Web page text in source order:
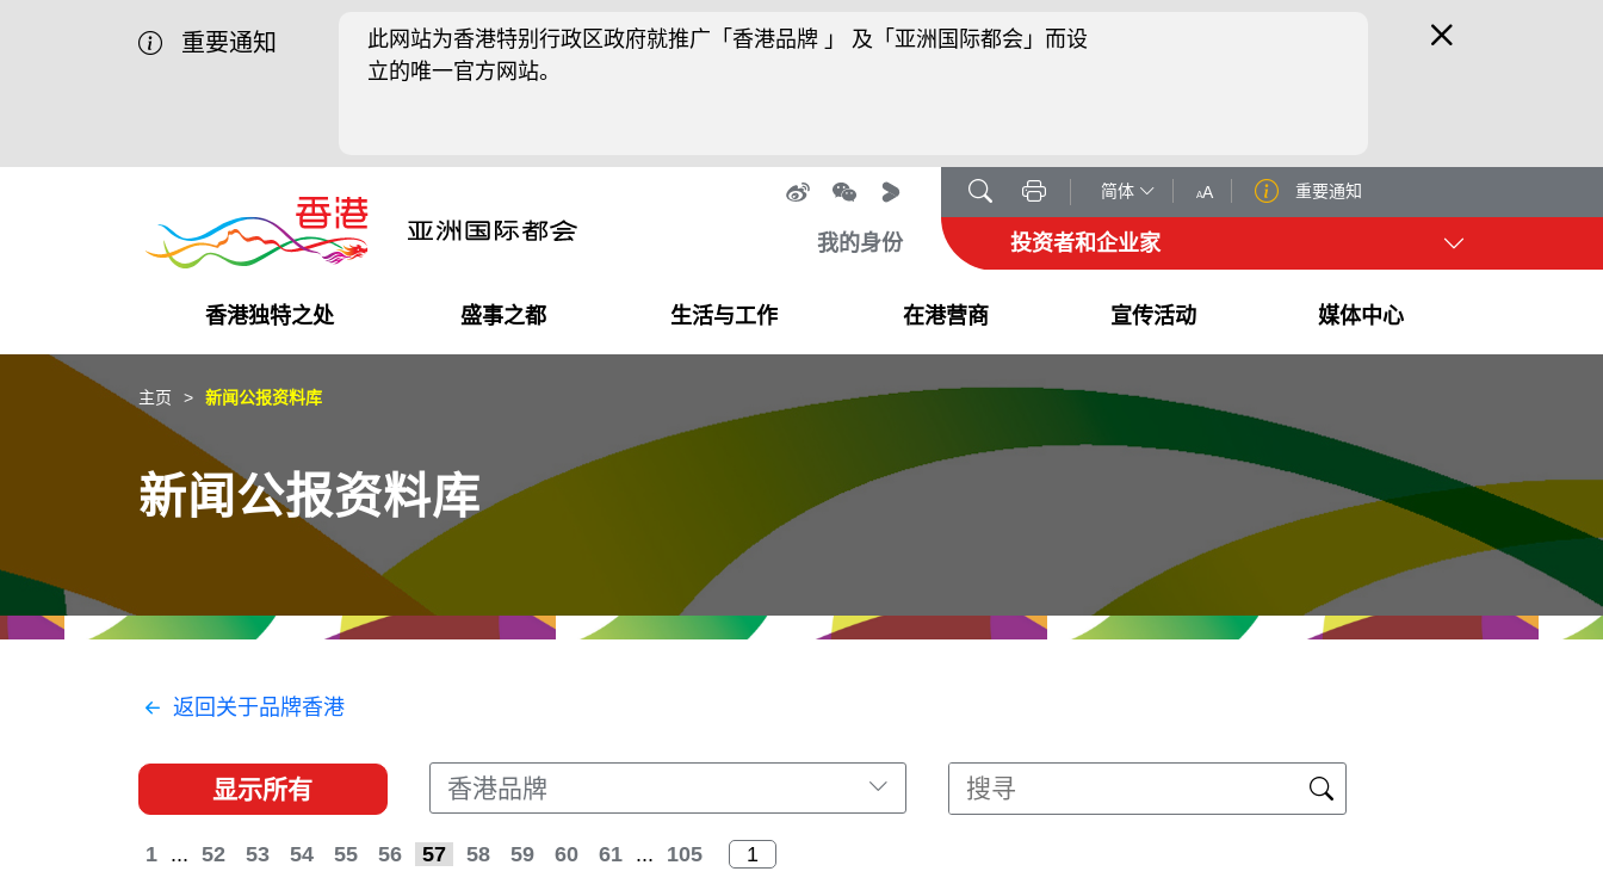
重要通知
此网站为香港特别行政区政府就推广「香港品牌 」 及「亚洲国际都会」而设
立的唯一官方网站。
简体 AA 重要通知
我的身份 投资者和企业家
香港独特之处
商业机遇
独特优势
盛事之都
盛事之都
最新活动精选
生活与工作
在港工作
都会生活
在港营商
在港创业
初创企业
宣传活动
推广香港@中国内地
推广香港@中东
推广香港@粤港澳大湾区
媒体中心
最新资讯
媒体资讯
主页 新闻公报资料库
新闻公报资料库
返回关于品牌香港
显示所有 香港品牌
1 ... 52 53 54 55 56 57 58 59 60 61 ... 105